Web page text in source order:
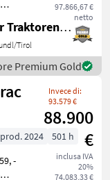
97.866,67 €
netto
2
Lindner Traktorenwerk GesmbH
Tirol
Premium Gold
Invece di:
93.579 €
88.900
€
inclusa IVA
20%
74.083,33 €
2024
501 h
-